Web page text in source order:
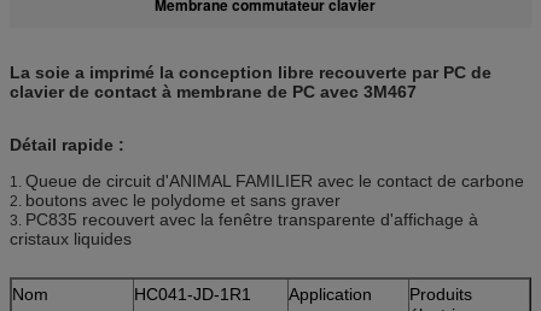
Membrane commutateur clavier
La soie a imprimé la conception libre recouverte par PC de
clavier de contact à membrane de PC avec 3M467
Détail rapide :
1. Queue de circuit d'ANIMAL FAMILIER avec le contact de carbone
2. boutons avec le polydome et sans graver
3. PC835 recouvert avec la fenêtre transparente d'affichage à
cristaux liquides
Nom HC041-JD-1R1 Application
Produits